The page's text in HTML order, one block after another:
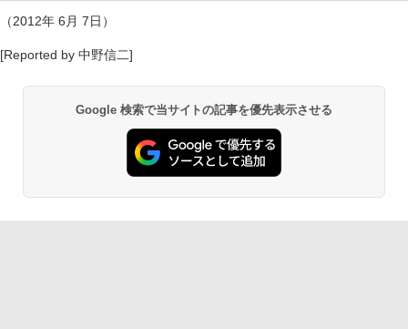
（2012年 6月 7日）
[Reported by 中野信二]
Google 検索で当サイトの記事を優先表示させる